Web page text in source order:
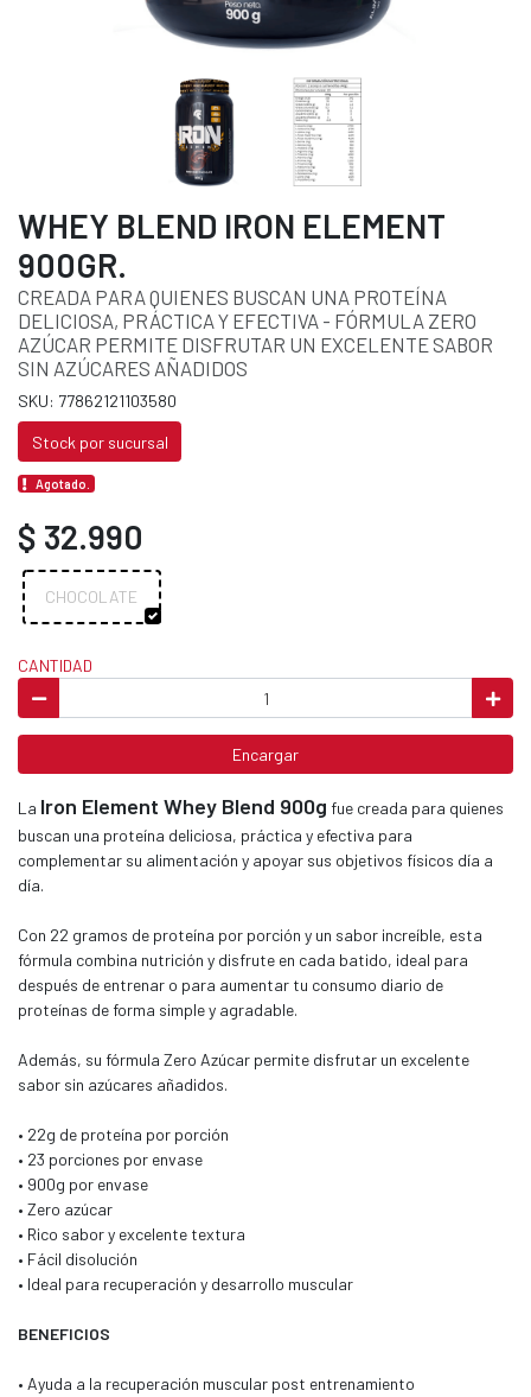
WHEY BLEND IRON ELEMENT
900GR.
CREADA PARA QUIENES BUSCAN UNA PROTEÍNA
DELICIOSA, PRÁCTICA Y EFECTIVA - FÓRMULA ZERO
AZÚCAR PERMITE DISFRUTAR UN EXCELENTE SABOR
SIN AZÚCARES AÑADIDOS
SKU: 77862121103580
Stock por sucursal
Agotado.
$ 32.990
CHOCOLATE
CANTIDAD
Encargar
La Iron Element Whey Blend 900g fue creada para quienes
buscan una proteína deliciosa, práctica y efectiva para
complementar su alimentación y apoyar sus objetivos físicos día a
día.
Con 22 gramos de proteína por porción y un sabor increíble, esta
fórmula combina nutrición y disfrute en cada batido, ideal para
después de entrenar o para aumentar tu consumo diario de
proteínas de forma simple y agradable.
Además, su fórmula Zero Azúcar permite disfrutar un excelente
sabor sin azúcares añadidos.
• 22g de proteína por porción
• 23 porciones por envase
• 900g por envase
• Zero azúcar
• Rico sabor y excelente textura
• Fácil disolución
• Ideal para recuperación y desarrollo muscular
BENEFICIOS
• Ayuda a la recuperación muscular post entrenamiento